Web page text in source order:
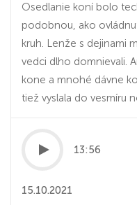
Osedlanie koní bolo
podobnou, ako
kruh. Lenže s dejinami
vedci dlho domnievali.
kone a mnohé dávne
tiež vyslala do vesmíru
13:56
15.10.2021